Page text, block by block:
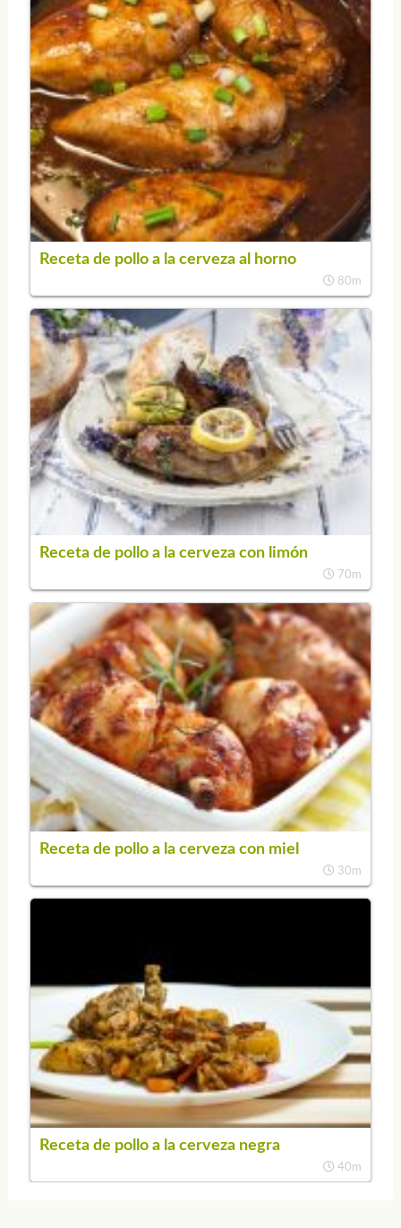
Receta de pollo a la cerveza al horno
80m
Receta de pollo a la cerveza con limón
70m
Receta de pollo a la cerveza con miel
30m
Receta de pollo a la cerveza negra
40m